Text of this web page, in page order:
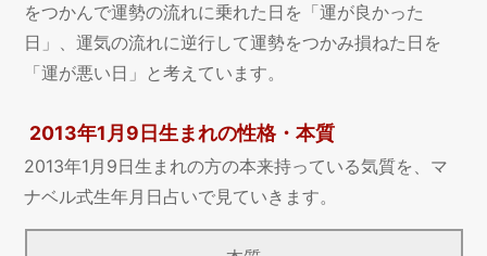
をつかんで運勢の流れに乗れた日を「運が良かった
日」、運気の流れに逆行して運勢をつかみ損ねた日を
「運が悪い日」と考えています。
2013年1月9日生まれの性格・本質
2013年1月9日生まれの方の本来持っている気質を、マ
ナベル式生年月日占いで見ていきます。